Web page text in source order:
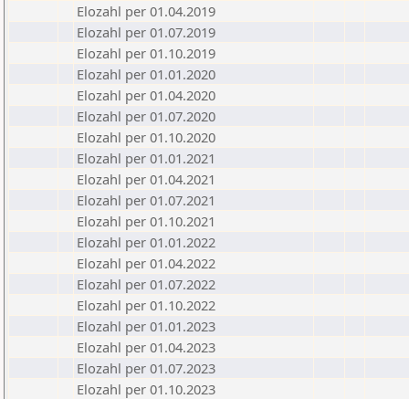
Elozahl per 01.04.2019
Elozahl per 01.07.2019
Elozahl per 01.10.2019
Elozahl per 01.01.2020
Elozahl per 01.04.2020
Elozahl per 01.07.2020
Elozahl per 01.10.2020
Elozahl per 01.01.2021
Elozahl per 01.04.2021
Elozahl per 01.07.2021
Elozahl per 01.10.2021
Elozahl per 01.01.2022
Elozahl per 01.04.2022
Elozahl per 01.07.2022
Elozahl per 01.10.2022
Elozahl per 01.01.2023
Elozahl per 01.04.2023
Elozahl per 01.07.2023
Elozahl per 01.10.2023